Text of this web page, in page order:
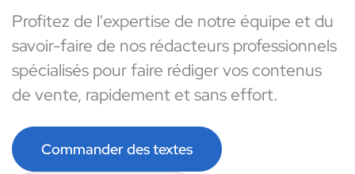
Profitez de l'expertise de notre équipe et du
savoir-faire de nos rédacteurs professionnels
spécialisés pour faire rédiger vos contenus
de vente, rapidement et sans effort.
Commander des textes